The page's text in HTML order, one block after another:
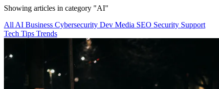
Showing articles in category "AI"
All AI Business Cybersecurity Dev Media SEO Security Support
Tech Tips Trends